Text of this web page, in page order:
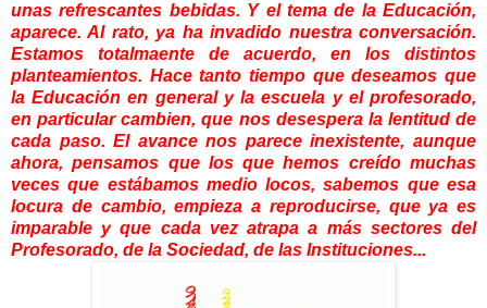
unas refrescantes bebidas. Y el tema de la Educación,
aparece. Al rato, ya ha invadido nuestra conversación.
Estamos totalmaente de acuerdo, en los distintos
planteamientos. Hace tanto tiempo que deseamos que
la Educación en general y la escuela y el profesorado,
en particular cambien, que nos desespera la lentitud de
cada paso. El avance nos parece inexistente, aunque
ahora, pensamos que los que hemos creído muchas
veces que estábamos medio locos, sabemos que esa
locura de cambio, empieza a reproducirse, que ya es
imparable y que cada vez atrapa a más sectores del
Profesorado, de la Sociedad, de las Instituciones...